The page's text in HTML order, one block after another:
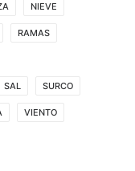
NIEVE
RAMAS
SAL SURCO
VIENTO